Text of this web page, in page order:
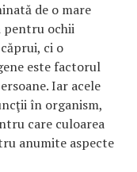
de o mare
pentru ochii
ci o
este factorul
Iar acele
în organism,
care culoarea
anumite aspecte